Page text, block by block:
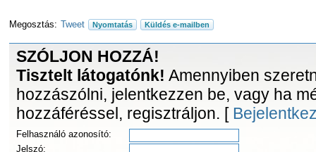
Megosztás: Tweet Nyomtatás Küldés e-mailben
SZÓLJON HOZZÁ!
Tisztelt látogatónk! Amennyiben
hozzászólni, jelentkezzen be, vagy ha
hozzáféréssel, regisztráljon. [
Felhasználó azonosító:
Jelszó: